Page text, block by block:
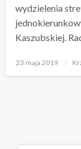
wydzielenia
Kaszubskiej.
Opublikowane
23 maja 2019